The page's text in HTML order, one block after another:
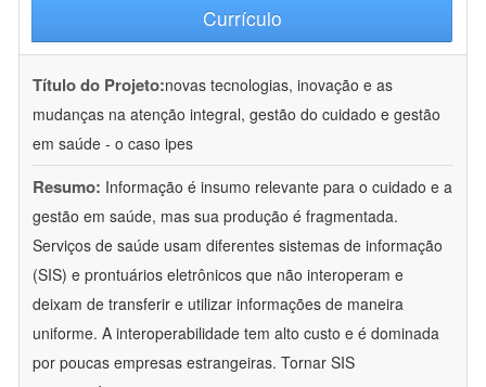
Currículo
Título do Projeto:novas tecnologias, inovação e as
mudanças na atenção integral, gestão do cuidado e gestão
em saúde - o caso ipes
Resumo: Informação é insumo relevante para o cuidado e a
gestão em saúde, mas sua produção é fragmentada.
Serviços de saúde usam diferentes sistemas de informação
(SIS) e prontuários eletrônicos que não interoperam e
deixam de transferir e utilizar informações de maneira
uniforme. A interoperabilidade tem alto custo e é dominada
por poucas empresas estrangeiras. Tornar SIS